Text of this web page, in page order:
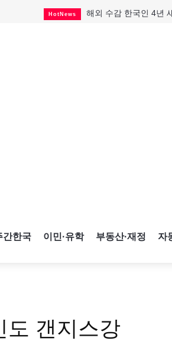
HotNews 해외 수감 한국인 4년
간한국 이민·유학 부동산·재정 자
도 갠지스강